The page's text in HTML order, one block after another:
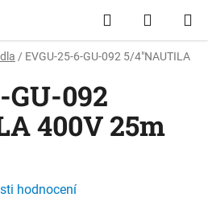
Hledat
KOŠÍK
/ EVGU-25-6-GU-092 5/4"NAUTILA
GU-092
400V 25m
hodnocení